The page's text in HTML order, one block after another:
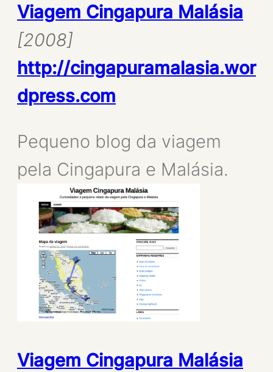
Viagem Cingapura Malásia
[2008]
http://cingapuramalasia.wor
dpress.com
Pequeno blog da viagem
pela Cingapura e Malásia.
Viagem Cingapura Malásia